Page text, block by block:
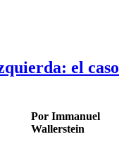
el caso
Por Immanuel
Wallerstein